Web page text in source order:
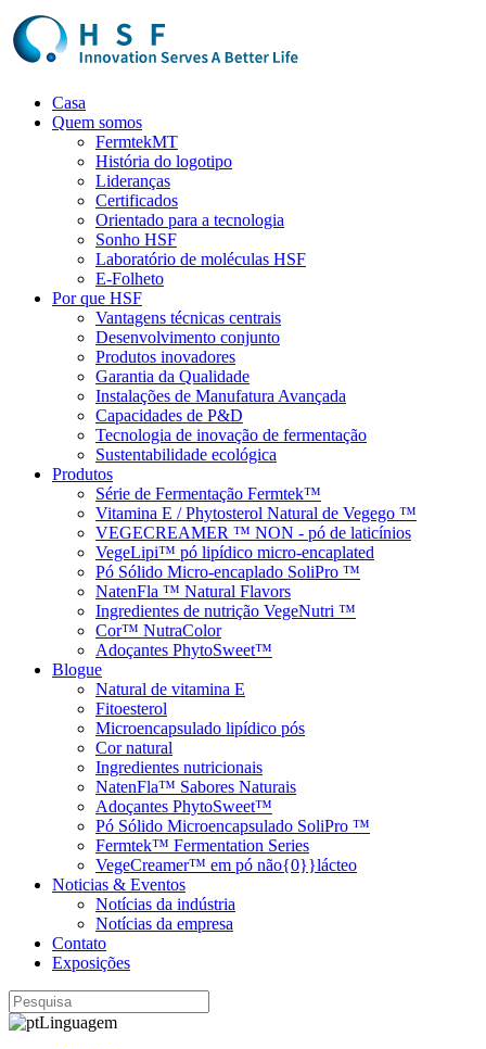
Casa
Quem somos
FermtekMT
História do logotipo
Lideranças
Certificados
Orientado para a tecnologia
Sonho HSF
Laboratório de moléculas HSF
E-Folheto
Por que HSF
Vantagens técnicas centrais
Desenvolvimento conjunto
Produtos inovadores
Garantia da Qualidade
Instalações de Manufatura Avançada
Capacidades de P&D
Tecnologia de inovação de fermentação
Sustentabilidade ecológica
Produtos
Série de Fermentação Fermtek™
Vitamina E / Phytosterol Natural de Vegego ™
VEGECREAMER ™ NON - pó de laticínios
VegeLipi™ pó lipídico micro-encaplated
Pó Sólido Micro-encaplado SoliPro ™
NatenFla ™ Natural Flavors
Ingredientes de nutrição VegeNutri ™
Cor™ NutraColor
Adoçantes PhytoSweet™
Blogue
Natural de vitamina E
Fitoesterol
Microencapsulado lipídico pós
Cor natural
Ingredientes nutricionais
NatenFla™ Sabores Naturais
Adoçantes PhytoSweet™
Pó Sólido Microencapsulado SoliPro ™
Fermtek™ Fermentation Series
VegeCreamer™ em pó não{0}}lácteo
Noticias & Eventos
Notícias da indústria
Notícias da empresa
Contato
Exposições
Linguagem